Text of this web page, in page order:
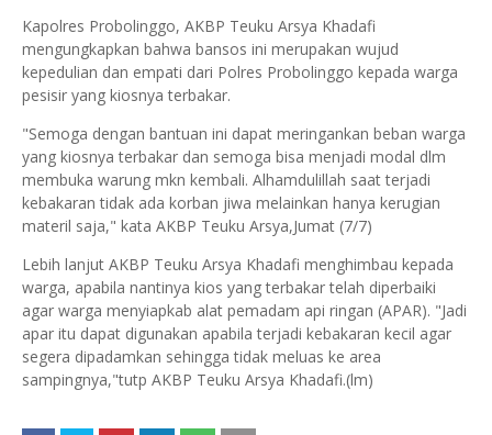
Kapolres Probolinggo, AKBP Teuku Arsya Khadafi
mengungkapkan bahwa bansos ini merupakan wujud
kepedulian dan empati dari Polres Probolinggo kepada warga
pesisir yang kiosnya terbakar.
"Semoga dengan bantuan ini dapat meringankan beban warga
yang kiosnya terbakar dan semoga bisa menjadi modal dlm
membuka warung mkn kembali. Alhamdulillah saat terjadi
kebakaran tidak ada korban jiwa melainkan hanya kerugian
materil saja," kata AKBP Teuku Arsya,Jumat (7/7)
Lebih lanjut AKBP Teuku Arsya Khadafi menghimbau kepada
warga, apabila nantinya kios yang terbakar telah diperbaiki
agar warga menyiapkab alat pemadam api ringan (APAR). "Jadi
apar itu dapat digunakan apabila terjadi kebakaran kecil agar
segera dipadamkan sehingga tidak meluas ke area
sampingnya,"tutp AKBP Teuku Arsya Khadafi.(lm)